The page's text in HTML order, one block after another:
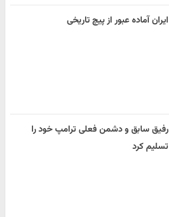
ایران آماده عبور از پیچ تاریخی
رفیق سابق و دشمن فعلی ترامپ خود را
تسلیم کرد